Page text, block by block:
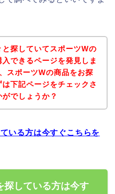
と探していてスポーツWの
できるページを発見しま
スポーツWの商品をお探
は下記ページをチェックさ
でしょうか？
いる方は今すぐこちらを
探している方は今す